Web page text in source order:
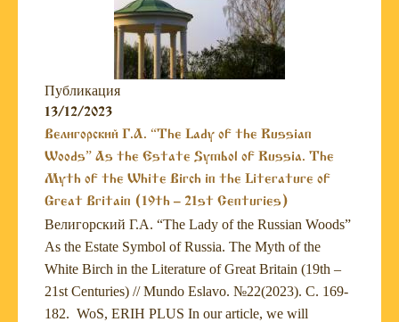
Публикация
13/12/2023
Велигорский Г.А. “The Lady of the Russian
Woods” As the Estate Symbol of Russia. The
Myth of the White Birch in the Literature of
Great Britain (19th – 21st Centuries)
Велигорский Г.А. “The Lady of the Russian Woods”
As the Estate Symbol of Russia. The Myth of the
White Birch in the Literature of Great Britain (19th –
21st Centuries) // Mundo Eslavo. №22(2023). С. 169-
182. WoS, ERIH PLUS In our article, we will